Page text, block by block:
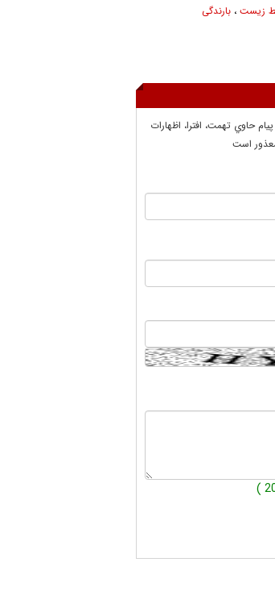
زیست، بارندگی
حاوي تهمت، افترا، اظهارات
است